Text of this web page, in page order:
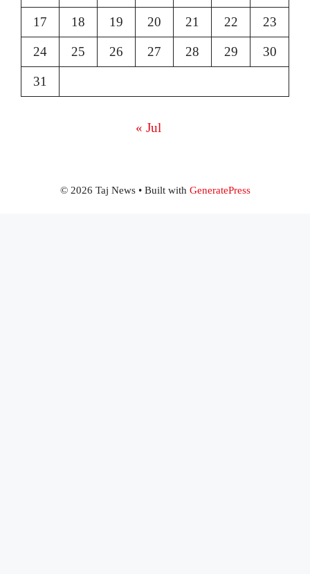
17 18 19 20 21 22 23
24 25 26 27 28 29 30
31
« Jul
© 2026 Taj News• Built with GeneratePress